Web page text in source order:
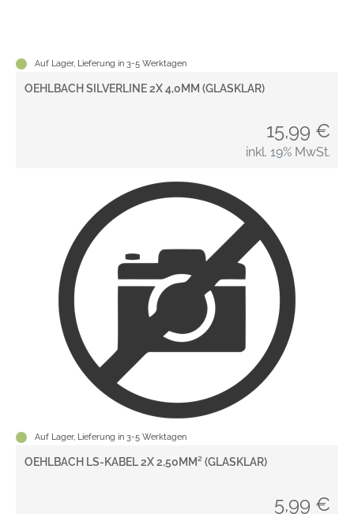
Auf Lager, Lieferung in 3-5 Werktagen
OEHLBACH SILVERLINE 2X 4,0MM (GLASKLAR)
15,99 €
inkl. 19% MwSt.
Auf Lager, Lieferung in 3-5 Werktagen
OEHLBACH LS-KABEL 2X 2,50MM² (GLASKLAR)
5,99 €